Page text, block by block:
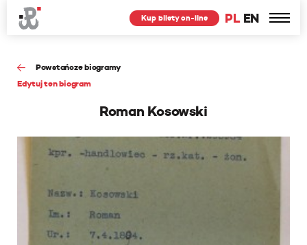
PL EN
Kup bilety on-line
Powstańcze biogramy
Edytuj ten biogram
Roman Kosowski